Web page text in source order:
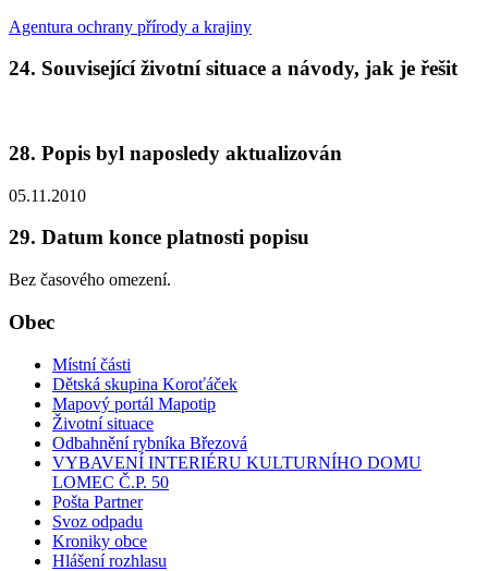
Agentura ochrany přírody a krajiny
24. Související životní situace a návody, jak je řešit
28. Popis byl naposledy aktualizován
05.11.2010
29. Datum konce platnosti popisu
Bez časového omezení.
Obec
Místní části
Dětská skupina Koroťáček
Mapový portál Mapotip
Životní situace
Odbahnění rybníka Březová
VYBAVENÍ INTERIÉRU KULTURNÍHO DOMU
LOMEC Č.P. 50
Pošta Partner
Svoz odpadu
Kroniky obce
Hlášení rozhlasu